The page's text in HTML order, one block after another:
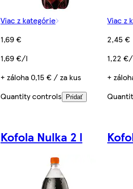
Viac z kategórie
1,69 €
1,69 €/l
+ záloha 0,15 € / za kus
Quantity controls
Pridať
Viac z
2,45 €
1,22
+
Kofola Nulka 2 l